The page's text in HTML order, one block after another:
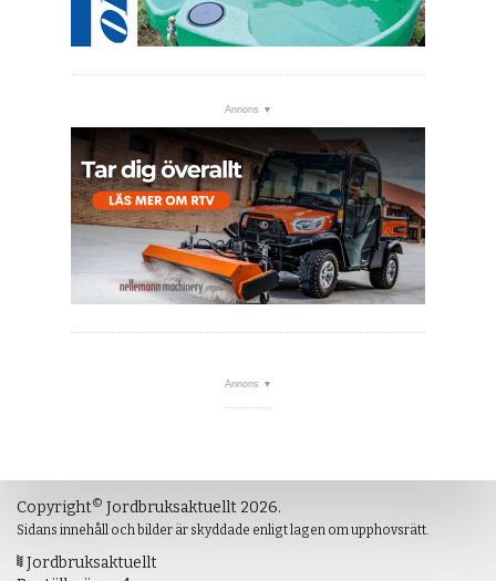
Copyright© Jordbruksaktuellt 2026.
Sidans innehåll och bilder är skyddade enligt lagen om upphovsrätt.
Jordbruksaktuellt